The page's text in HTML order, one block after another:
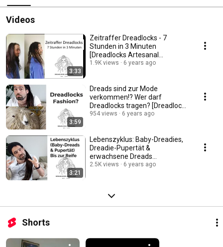
Videos
3:33
Zeitraffer Dreadlocks - 7
Stunden in 3 Minuten
[Dreadlocks Artesanal
Timelapse]
1.9K views 6 years ago
3:59
Dreads sind zur Mode
verkommen!? Wer darf
Dreadlocks tragen? [Dreadlocks
Artesanal Profi Tipps]
954 views 6 years ago
3:21
Lebenszyklus: Baby-Dreadies,
Dreadie-Pupertät &
erwachsene Dreads
[Dreadlocks Artesanal Profi
2.5K views 6 years ago
Shorts